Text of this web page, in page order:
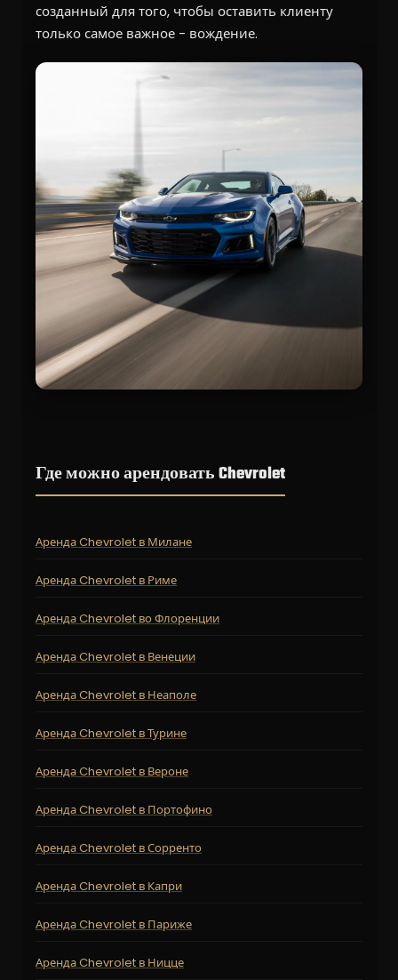
созданный для того, чтобы оставить клиенту
только самое важное - вождение.
Где можно арендовать Chevrolet
Аренда Chevrolet в Милане
Аренда Chevrolet в Риме
Аренда Chevrolet во Флоренции
Аренда Chevrolet в Венеции
Аренда Chevrolet в Неаполе
Аренда Chevrolet в Турине
Аренда Chevrolet в Вероне
Аренда Chevrolet в Портофино
Аренда Chevrolet в Сорренто
Аренда Chevrolet в Капри
Аренда Chevrolet в Париже
Аренда Chevrolet в Ницце